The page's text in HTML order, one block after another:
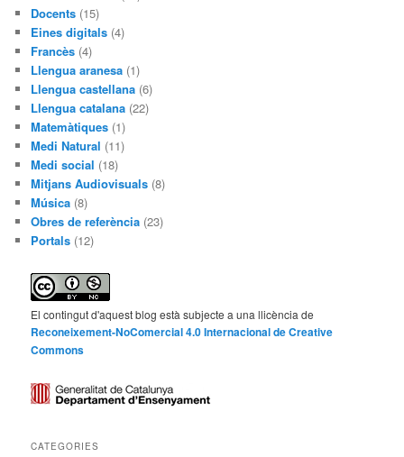
Docents (15)
Eines digitals (4)
Francès (4)
Llengua aranesa (1)
Llengua castellana (6)
Llengua catalana (22)
Matemàtiques (1)
Medi Natural (11)
Medi social (18)
Mitjans Audiovisuals (8)
Música (8)
Obres de referència (23)
Portals (12)
El contingut d'aquest blog està subjecte a una llicència de
Reconeixement-NoComercial 4.0 Internacional de Creative
Commons
CATEGORIES